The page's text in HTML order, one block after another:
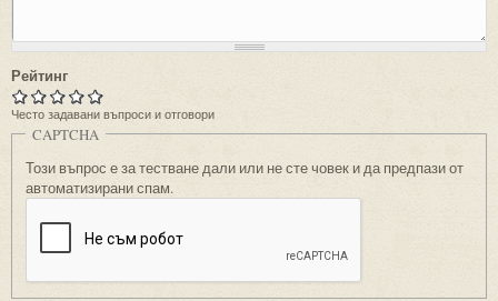
Рейтинг
Често задавани въпроси и отговори
CAPTCHA
Този въпрос е за тестване дали или не сте човек и да предпази от
автоматизирани спам.